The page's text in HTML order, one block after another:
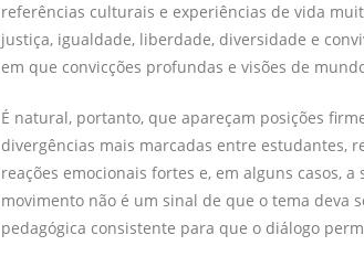
referências culturais e experiências de vida
justiça, igualdade, liberdade, diversidade e
em que convicções profundas e visões de
É natural, portanto, que apareçam posições
divergências mais marcadas entre estudantes,
reações emocionais fortes e, em alguns casos,
movimento não é um sinal de que o tema deva
pedagógica consistente para que o diálogo